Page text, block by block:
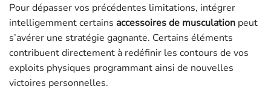
Pour dépasser vos précédentes limitations, intégrer
intelligemment certains accessoires de musculation peut
s’avérer une stratégie gagnante. Certains éléments
contribuent directement à redéfinir les contours de vos
exploits physiques programmant ainsi de nouvelles
victoires personnelles.